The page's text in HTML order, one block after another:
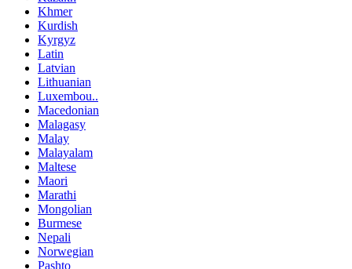
Khmer
Kurdish
Kyrgyz
Latin
Latvian
Lithuanian
Luxembou..
Macedonian
Malagasy
Malay
Malayalam
Maltese
Maori
Marathi
Mongolian
Burmese
Nepali
Norwegian
Pashto